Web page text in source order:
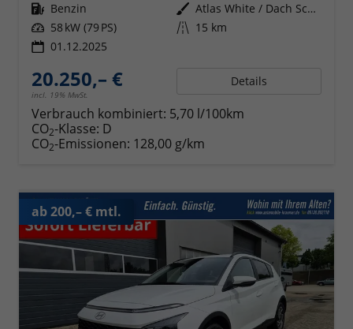
Kraftstoff Benzin Außenfarbe
Atlas White / Dach Schwarz
Leistung 58 kW (79 PS) Kilometerstand 15 km
01.12.2025
20.250,– €
incl. 19% MwSt.
Details
Verbrauch kombiniert: 5,70 l/100km
CO2-Klasse: D
CO2-Emissionen: 128,00 g/km
ab 200,– € mtl.